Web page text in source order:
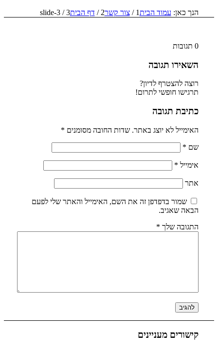
הנך כאן: עמוד הבית1
/ צור קשר2
/ דף הבית3
/
slide-3
0 תגובות
השאירו תגובה
רוצה להצטרף לדיון?
תרגישו חופשי לתרום!
כתיבת תגובה
האימייל לא יוצג באתר. שדות החובה מסומנים *
שם *
אימייל *
אתר
שמור בדפדפן זה את השם, האימייל והאתר שלי לפעם
הבאה שאגיב.
התגובה שלך *
קישורים מעניינים